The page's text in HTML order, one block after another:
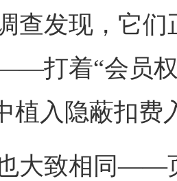
查发现，它
打着“会员
植入隐蔽扣费
大致相同——